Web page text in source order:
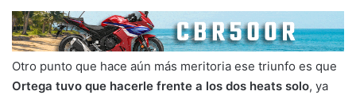
Otro punto que hace aún más meritoria ese triunfo es que
Ortega tuvo que hacerle frente a los dos heats solo, ya